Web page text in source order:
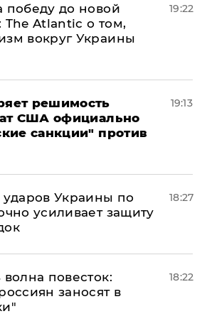
победу до новой
Atlantic о том,
вокруг Украины
19:22
решимость
США официально
санкции" против
19:13
ударов Украины по
усиливает защиту
18:27
повесток:
заносят в
18:22